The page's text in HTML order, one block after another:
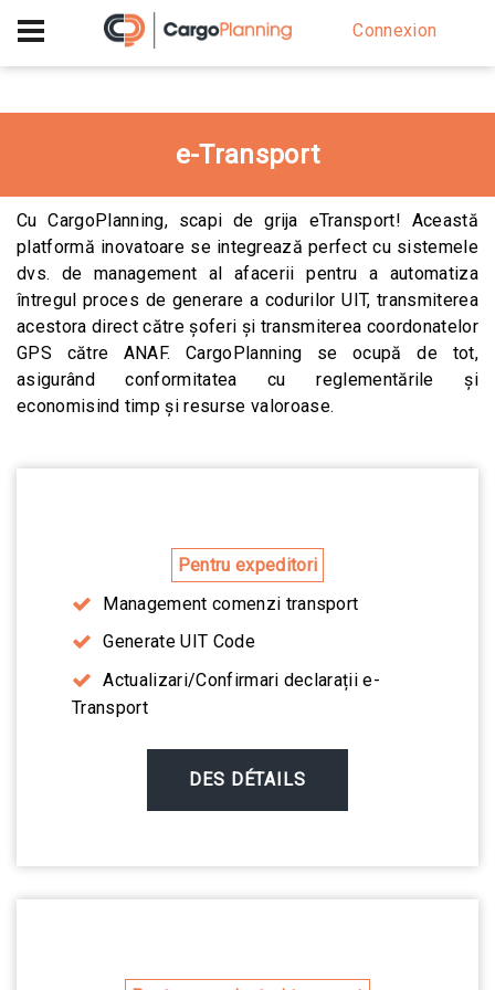
+40 756 628 230 Connexion
e-Transport
Cu CargoPlanning, scapi de grija eTransport! Această
platformă inovatoare se integrează perfect cu sistemele
dvs. de management al afacerii pentru a automatiza
întregul proces de generare a codurilor UIT, transmiterea
acestora direct către șoferi și transmiterea coordonatelor
GPS către ANAF. CargoPlanning se ocupă de tot,
asigurând conformitatea cu reglementările și
economisind timp și resurse valoroase.
Pentru expeditori
Management comenzi transport
Generate UIT Code
Actualizari/Confirmari declarații e-
Transport
DES DÉTAILS